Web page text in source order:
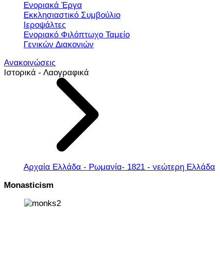
Ενοριακά Έργα
Εκκλησιαστικό Συμβούλιο
Ιεροψάλτες
Ενοριακό Φιλόπτωχο Ταμείο
Γενικών Διακονιών
Ανακοινώσεις
Ιστορικά - Λαογραφικά
Αρχαία Ελλάδα - Ρωμανία- 1821 - νεώτερη Ελλάδα
Monasticism